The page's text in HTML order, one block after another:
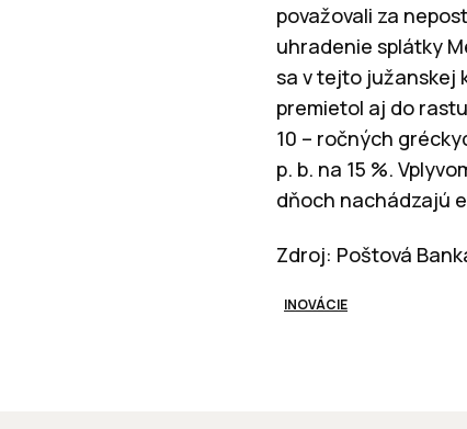
považovali za
uhradenie splátky
sa v tejto južanskej
premietol aj do
10 – ročných
p. b. na 15 %.
dňoch nachádzajú
Zdroj: Poštová
INOVÁCIE